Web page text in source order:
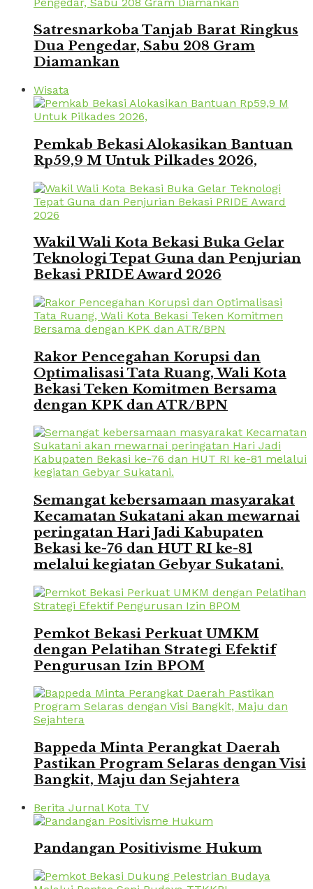
Satresnarkoba Tanjab Barat Ringkus
Dua Pengedar, Sabu 208 Gram
Diamankan
Wisata
Pemkab Bekasi Alokasikan Bantuan
Rp59,9 M Untuk Pilkades 2026,
Wakil Wali Kota Bekasi Buka Gelar
Teknologi Tepat Guna dan Penjurian
Bekasi PRIDE Award 2026
Rakor Pencegahan Korupsi dan
Optimalisasi Tata Ruang, Wali Kota
Bekasi Teken Komitmen Bersama
dengan KPK dan ATR/BPN
Semangat kebersamaan masyarakat
Kecamatan Sukatani akan mewarnai
peringatan Hari Jadi Kabupaten
Bekasi ke-76 dan HUT RI ke-81
melalui kegiatan Gebyar Sukatani.
Pemkot Bekasi Perkuat UMKM
dengan Pelatihan Strategi Efektif
Pengurusan Izin BPOM
Bappeda Minta Perangkat Daerah
Pastikan Program Selaras dengan Visi
Bangkit, Maju dan Sejahtera
Berita Jurnal Kota TV
Pandangan Positivisme Hukum